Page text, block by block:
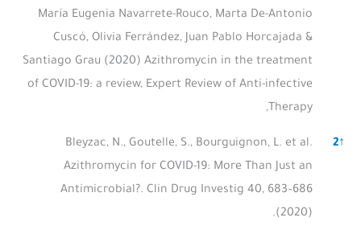
María Eugenia Navarrete-Rouco, Marta De-Antonio
Cuscó, Olivia Ferrández, Juan Pablo Horcajada &
Santiago Grau (2020) Azithromycin in the treatment
of COVID-19: a review, Expert Review of Anti-infective
Therapy,
↑
2
Bleyzac, N., Goutelle, S., Bourguignon, L. et al.
Azithromycin for COVID-19: More Than Just an
Antimicrobial?. Clin Drug Investig 40, 683–686
(2020).